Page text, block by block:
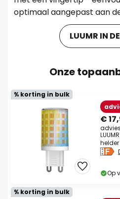
optimaal aangepast aan
LUUMR IN
Onze
% korting in bulk
€
helder
Op
% korting in bulk